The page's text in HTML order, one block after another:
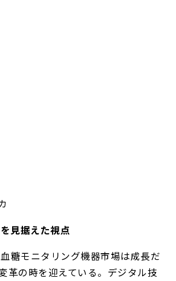
見据えた視点
糖モニタリング機器市場は成長だ
革の時を迎えている。デジタル技